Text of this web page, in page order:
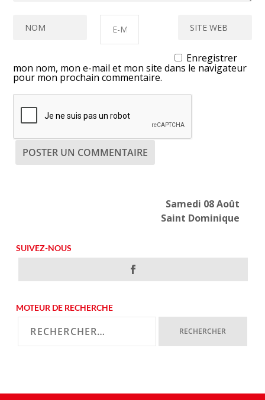
Enregistrer
mon nom, mon e-mail et mon site dans le navigateur
pour mon prochain commentaire.
Samedi 08 Août
Saint Dominique
SUIVEZ-NOUS
MOTEUR DE RECHERCHE